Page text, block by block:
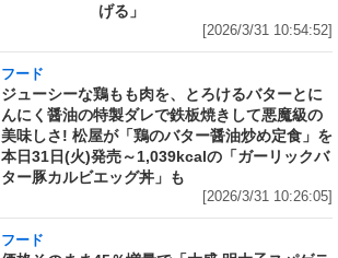
げる」
[2026/3/31 10:54:52]
フード
ジューシーな鶏もも肉を、とろけるバターとに
んにく醤油の特製ダレで鉄板焼きして悪魔級の
美味しさ! 松屋が「鶏のバター醤油炒め定食」を
本日31日(火)発売～1,039kcalの「ガーリックバ
ター豚カルビエッグ丼」も
[2026/3/31 10:26:05]
フード